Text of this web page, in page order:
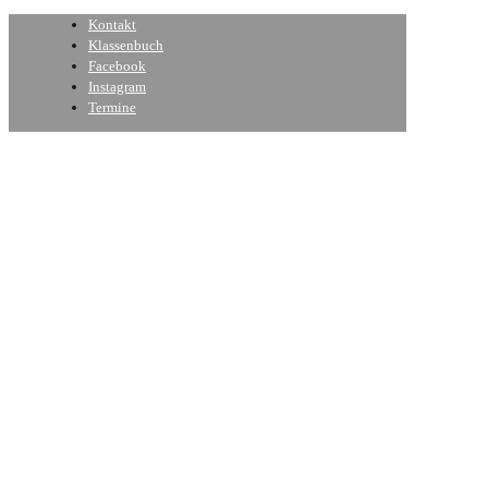
Kontakt
Klassenbuch
Facebook
Instagram
Termine